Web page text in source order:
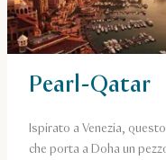
Pearl-Qatar
Ispirato a Venezia,
che porta a Doha un